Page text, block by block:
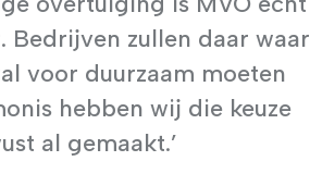
Bedrijven zullen daar waar
voor duurzaam moeten
hebben wij die keuze
al gemaakt.’